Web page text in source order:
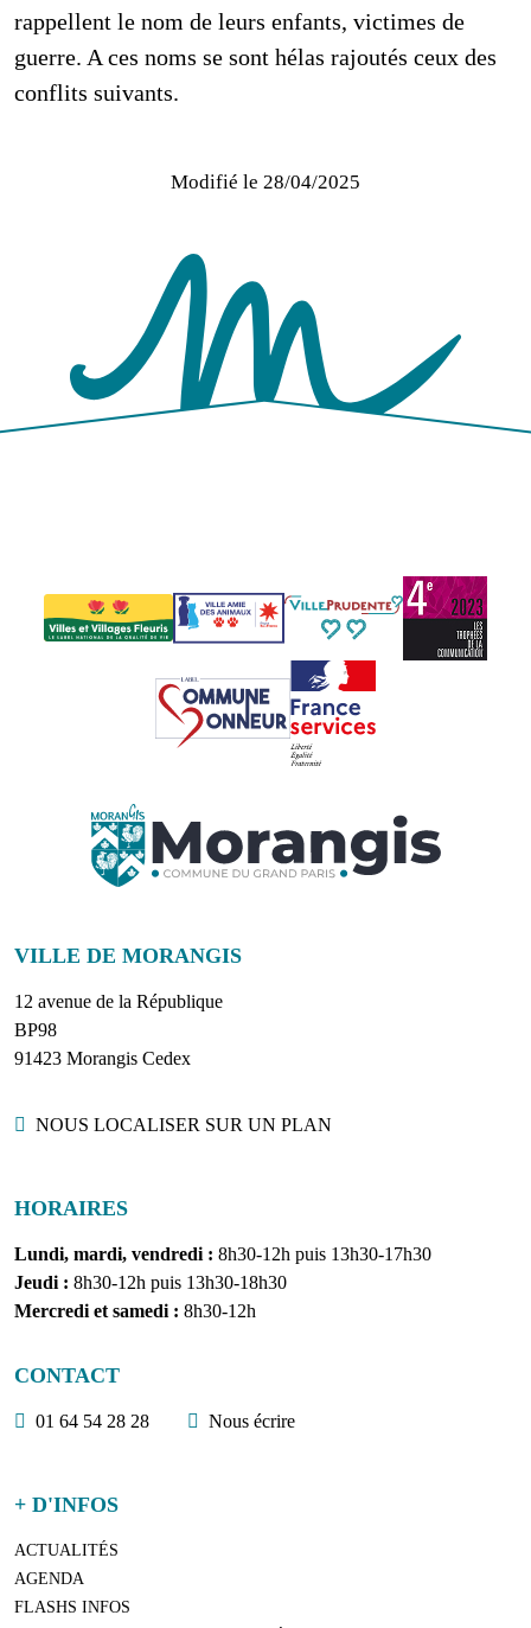
rappellent le nom de leurs enfants, victimes de
guerre. A ces noms se sont hélas rajoutés ceux des
conflits suivants.
Modifié le 28/04/2025
VILLE DE MORANGIS
12 avenue de la République
BP98
91423 Morangis Cedex
Localisation
NOUS LOCALISER SUR UN PLAN
HORAIRES
Lundi, mardi, vendredi : 8h30-12h puis 13h30-17h30
Jeudi : 8h30-12h puis 13h30-18h30
Mercredi et samedi : 8h30-12h
CONTACT
01 64 54 28 28 Nous écrire
+ D'INFOS
ACTUALITÉS
AGENDA
FLASHS INFOS